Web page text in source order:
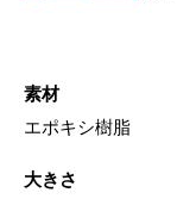
素材
エポキシ樹脂
大きさ